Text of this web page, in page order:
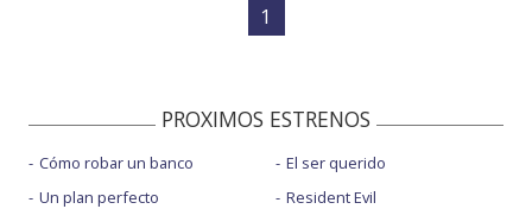
1
PROXIMOS ESTRENOS
Cómo robar un banco
Un plan perfecto
El ser querido
Resident Evil